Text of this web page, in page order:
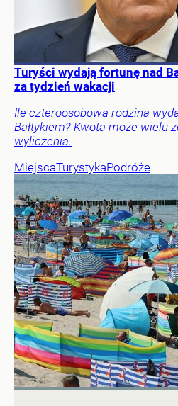
Turyści wydają fortunę nad
za tydzień wakacji
Ile czteroosobowa rodzina
Bałtykiem? Kwota może wielu
wyliczenia.
MiejscaTurystykaPodróże